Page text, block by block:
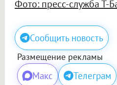
Фото: пресс-служба Т-
Сообщить новость
Размещение рекламы
Макс Телеграм